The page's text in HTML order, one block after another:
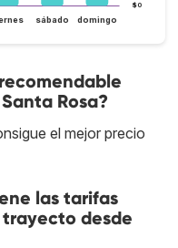
$0
sábado domingo
Rosa?
el mejor precio
las tarifas
desde